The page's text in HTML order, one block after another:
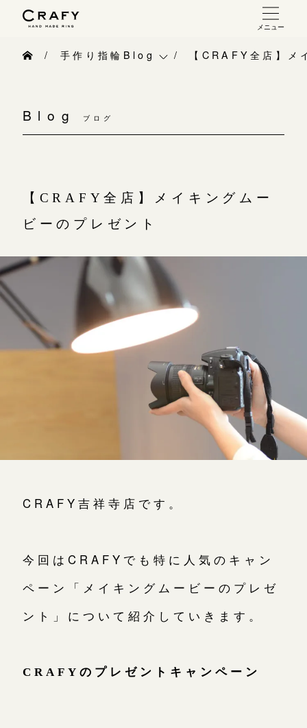
メニュー
指輪制作の流れ
指輪作品集
よくあるご質問
アフターケア・保証
プライバシーポリシー
Blog ブログ
手作り指輪Blog
手作り指輪作品集
お客様インタビュー
指輪のハンドメイド・手作り
結婚指輪手作り工房のご案内
【CRAFY全店】メ
【CRAFY全店】メイキングムー
ビーのプレゼント
CRAFY吉祥寺店です。
今回はCRAFYでも特に人気のキャン
ペーン「メイキングムービーのプレゼ
ント」について紹介していきます。
CRAFYのプレゼントキャンペーン
10:00～18:00 /年中無休
年末年始は除く
こちら
表参道店 来店ご予約
吉祥寺店 来店ご予約
来店ご予約
来店ご予約
軽井沢店
京都店 来店ご予約